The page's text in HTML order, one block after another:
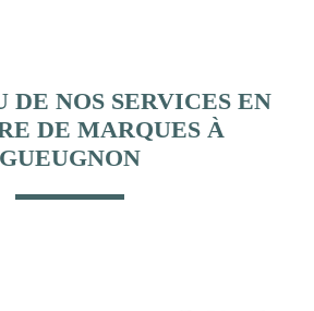
DE NOS SERVICES EN
DE MARQUES À
GUEUGNON